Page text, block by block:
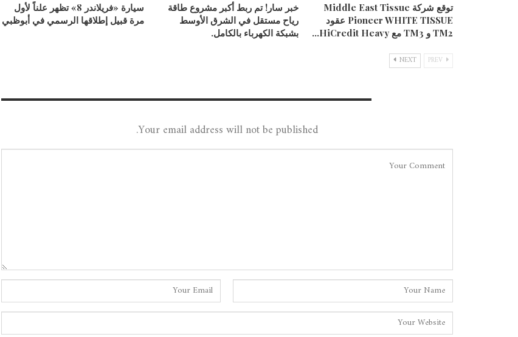
توقع شركة Middle East Tissue
Pioneer WHITE TISSUE عقود
TM2 و TM3 مع HiCredit Heavy…
خبر سار! تم ربط أكبر مشروع طاقة
رياح مستقل في الشرق الأوسط
بشبكة الكهرباء بالكامل.
سيارة «فريلاندر 8» تظهر علناً لأول
مرة قبيل إطلاقها الرسمي في أبوظبي
NEXT
Your email address will not be published.